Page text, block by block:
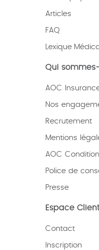
Articles
FAQ
Lexique
Qui
AOC
Nos
Recrutement
Mentions
AOC
Police de
Presse
Espace Client
Contact
Inscription